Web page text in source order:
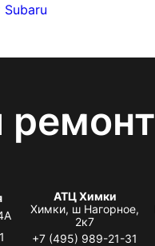
ремонт
АТЦ Химки
Химки, ш Нагорное,
2к7
+7 (495) 989-21-31